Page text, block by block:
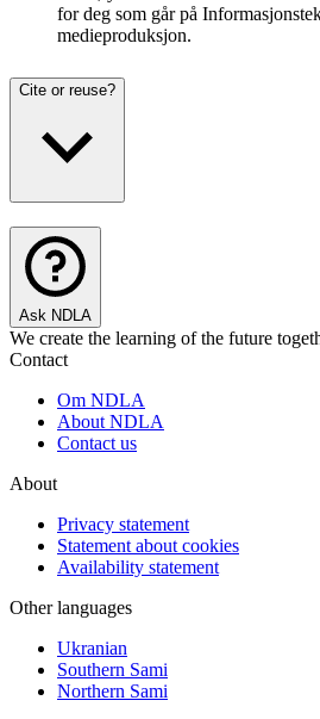
for deg som går på
medieproduksjon.
Cite or reuse?
Ask NDLA
We create the learning of the future
Contact
Om NDLA
About NDLA
Contact us
About
Privacy statement
Statement about cookies
Availability statement
Other languages
Ukranian
Southern Sami
Northern Sami